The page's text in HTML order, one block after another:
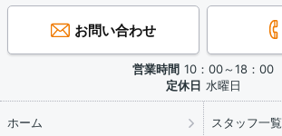
お問い合わせ
営業時間 10：00～18：00
定休日 水曜日
ホーム スタッフ一覧